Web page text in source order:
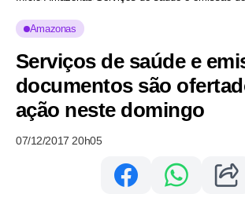
Amazonas
Serviços de saúde e
documentos são
ação neste domingo
07/12/2017 20h05